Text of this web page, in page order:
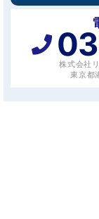
株式会社
東京都